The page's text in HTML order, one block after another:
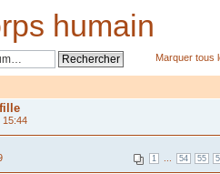
humain
Marquer tous
15:44
1 54 55